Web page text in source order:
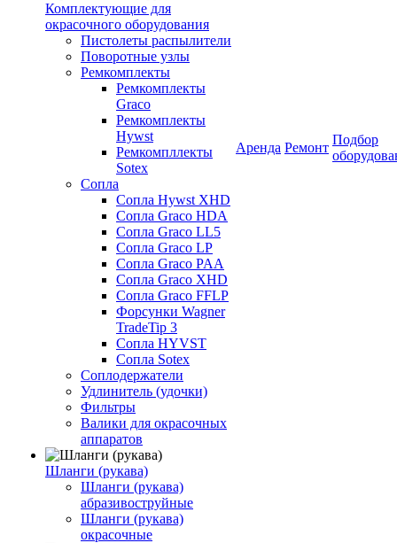
Комплектующие для
окрасочного оборудования
Пистолеты распылители
Поворотные узлы
Ремкомплекты
Ремкомплекты
Graco
Ремкомплекты
Hywst
Ремкомпллекты
Sotex
Сопла
Сопла Hywst XHD
Сопла Graco HDA
Сопла Graco LL5
Сопла Graco LP
Сопла Graco PAA
Сопла Graco XHD
Сопла Graco FFLP
Форсунки Wagner
TradeTip 3
Сопла HYVST
Сопла Sotex
Соплодержатели
Удлинитель (удочки)
Фильтры
Валики для окрасочных
аппаратов
Шланги (рукава)
Шланги (рукава)
абразивоструйные
Шланги (рукава)
окрасочные
Аренда Ремонт
Подбор